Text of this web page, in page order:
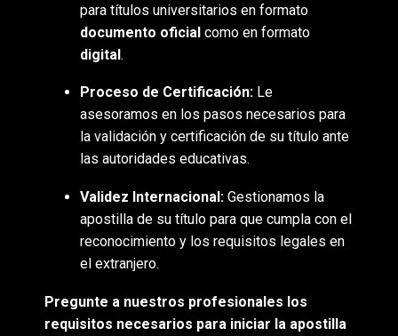
para títulos universitarios en formato
documento oficial como en formato
digital.
Proceso de Certificación: Le
asesoramos en los pasos necesarios para
la validación y certificación de su título ante
las autoridades educativas.
Validez Internacional: Gestionamos la
apostilla de su título para que cumpla con el
reconocimiento y los requisitos legales en
el extranjero.
Pregunte a nuestros profesionales los
requisitos necesarios para iniciar la apostilla